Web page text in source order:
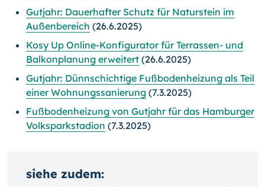
Gutjahr: Dauerhafter Schutz für Naturstein im
Außenbereich (26.6.2025)
Kosy Up Online-Konfigurator für Terrassen- und
Balkonplanung erweitert (26.6.2025)
Gutjahr: Dünnschichtige Fußbodenheizung als Teil
einer Wohnungssanierung (7.3.2025)
Fußbodenheizung von Gutjahr für das Hamburger
Volksparkstadion (7.3.2025)
siehe zudem: